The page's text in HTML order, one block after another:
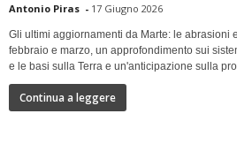
Antonio Piras - 17 Giugno 2026
Gli ultimi aggiornamenti da Marte: le abrasioni
febbraio e marzo, un approfondimento sui
e le basi sulla Terra e un'anticipazione sulla
Continua a leggere